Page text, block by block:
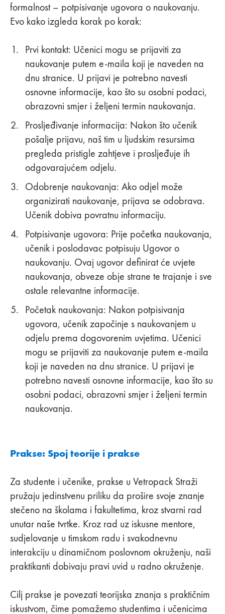
formalnost – potpisivanje ugovora o naukovanju.
Evo kako izgleda korak po korak:
Prvi kontakt: Učenici mogu se prijaviti za
naukovanje putem e-maila koji je naveden na
dnu stranice. U prijavi je potrebno navesti
osnovne informacije, kao što su osobni podaci,
obrazovni smjer i željeni termin naukovanja.
Prosljeđivanje informacija: Nakon što učenik
pošalje prijavu, naš tim u ljudskim resursima
pregleda pristigle zahtjeve i prosljeđuje ih
odgovarajućem odjelu.
Odobrenje naukovanja: Ako odjel može
organizirati naukovanje, prijava se odobrava.
Učenik dobiva povratnu informaciju.
Potpisivanje ugovora: Prije početka naukovanja,
učenik i poslodavac potpisuju Ugovor o
naukovanju. Ovaj ugovor definirat će uvjete
naukovanja, obveze obje strane te trajanje i sve
ostale relevantne informacije.
Početak naukovanja: Nakon potpisivanja
ugovora, učenik započinje s naukovanjem u
odjelu prema dogovorenim uvjetima. Učenici
mogu se prijaviti za naukovanje putem e-maila
koji je naveden na dnu stranice. U prijavi je
potrebno navesti osnovne informacije, kao što su
osobni podaci, obrazovni smjer i željeni termin
naukovanja.
Prakse: Spoj teorije i prakse
Za studente i učenike, prakse u Vetropack Straži
pružaju jedinstvenu priliku da prošire svoje znanje
stečeno na školama i fakultetima, kroz stvarni rad
unutar naše tvrtke. Kroz rad uz iskusne mentore,
sudjelovanje u timskom radu i svakodnevnu
interakciju u dinamičnom poslovnom okruženju, naši
praktikanti dobivaju pravi uvid u radno okruženje.
Cilj prakse je povezati teorijska znanja s praktičnim
iskustvom, čime pomažemo studentima i učenicima